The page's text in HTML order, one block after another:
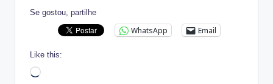
Se gostou, partilhe
WhatsApp Email
Like this:
Loading…